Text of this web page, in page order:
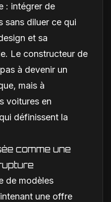
: intégrer de
sans diluer ce qui
et sa
Le constructeur de
à devenir un
mais à
voitures en
définissent la
comme une
de modèles
une offre